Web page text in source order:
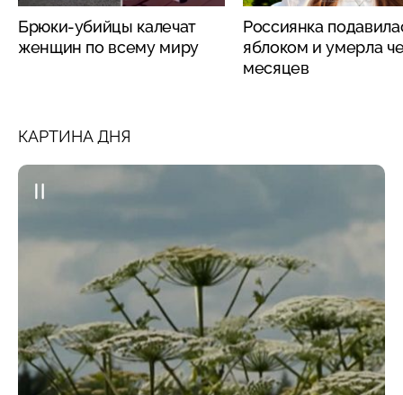
Брюки-убийцы калечат
женщин по всему миру
Россиянка
яблоком и умерла
месяцев
КАРТИНА ДНЯ